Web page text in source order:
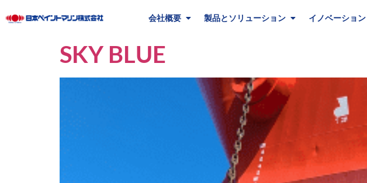
会社概要 製品とソリューション イノベーション
SKY BLUE